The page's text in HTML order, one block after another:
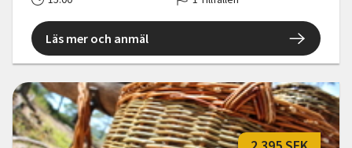
Läs mer och anmäl